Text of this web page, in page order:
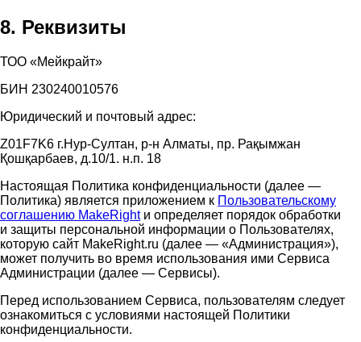
8. Реквизиты
ТОО «Мейкрайт»
БИН 230240010576
Юридический и почтовый адрес:
Z01F7K6 г.Нур-Султан, р-н Алматы, пр. Рақымжан
Қошқарбаев, д.10/1. н.п. 18
Настоящая Политика конфиденциальности (далее —
Политика) является приложением к Пользовательскому
соглашению MakeRightи определяет порядок обработки
и защиты персональной информации о Пользователях,
которую сайт MakeRight.ru (далее — «Администрация»),
может получить во время использования ими Cервиса
Администрации (далее — Сервисы).
Перед использованием Сервиса, пользователям следует
ознакомиться с условиями настоящей Политики
конфиденциальности.